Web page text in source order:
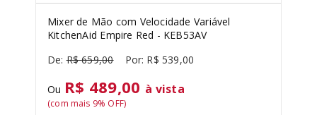
Mixer de Mão com Velocidade Variável
KitchenAid Empire Red - KEB53AV
R$ 659,00 R$ 539,00
Ou R$ 489,00 à vista
(com mais 9% OFF)